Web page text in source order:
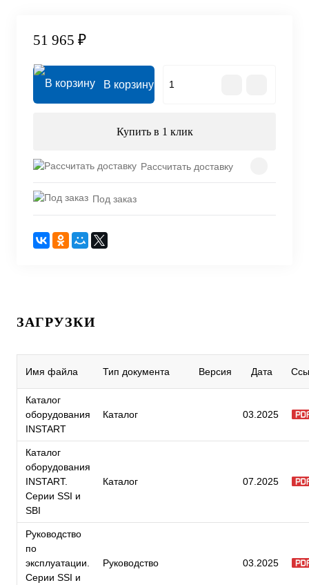
51 965 ₽
В корзину
Купить в 1 клик
Рассчитать доставку
Под заказ
ЗАГРУЗКИ
Имя файла Тип документа Версия Дата
Каталог
оборудования
INSTART
Каталог 03.2025
Каталог
оборудования
INSTART.
Серии SSI и
SBI
Каталог 07.2025
Руководство
по
эксплуатации.
Серии SSI и
Руководство 03.2025